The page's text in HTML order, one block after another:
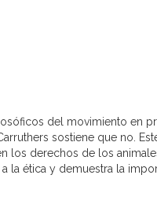
del movimiento en
sostiene que no.
los derechos de los
la ética y demuestra la